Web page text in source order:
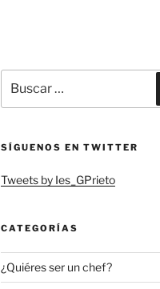
por:
SÍGUENOS EN TWITTER
Tweets by Ies_GPrieto
CATEGORÍAS
¿Quiéres ser un chef?